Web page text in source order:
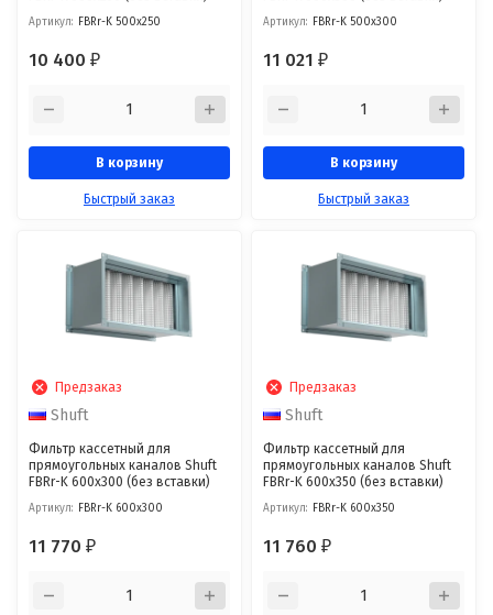
Артикул: FBRr-K 500x250
10 400₽
В корзину
Быстрый заказ
Артикул: FBRr-K 500x300
11 021₽
В корзину
Быстрый заказ
Предзаказ
Shuft
Фильтр кассетный для
прямоугольных каналов Shuft
FBRr-K 600x300 (без вставки)
Артикул: FBRr-K 600x300
11 770₽
Предзаказ
Shuft
Фильтр кассетный для
прямоугольных каналов Shuft
FBRr-K 600x350 (без вставки)
Артикул: FBRr-K 600x350
11 760₽